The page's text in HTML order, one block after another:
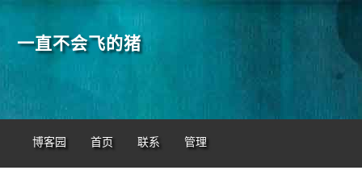
一直不会飞的猪
博客园 首页 联系 管理